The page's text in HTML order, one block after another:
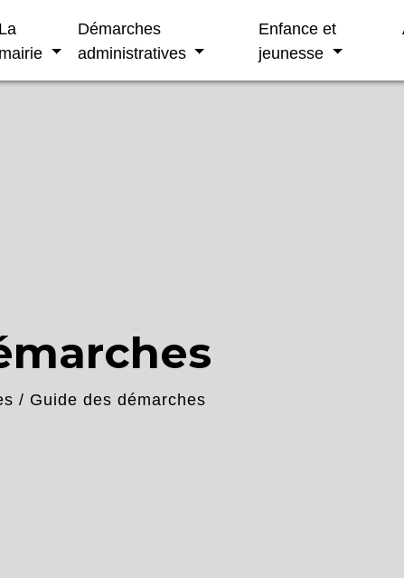
La
mairie
Démarches
administratives
Enfance et
jeunesse
/ Guide des démarches